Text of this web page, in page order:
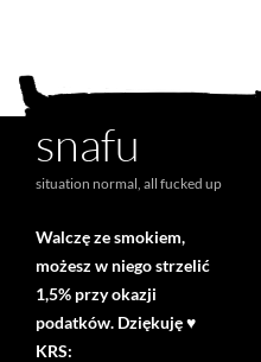
snafu
situation normal, all fucked up
Walczę ze smokiem,
możesz w niego strzelić
1,5% przy okazji
podatków. Dziękuję ♥
KRS: